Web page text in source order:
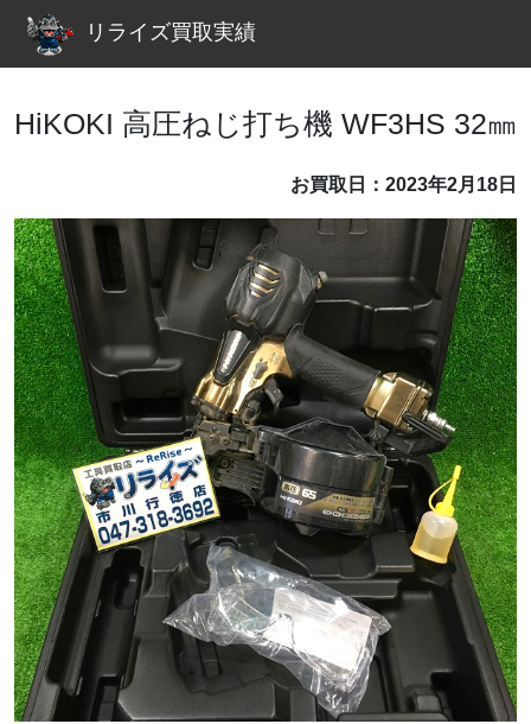
リライズ買取実績
HiKOKI 高圧ねじ打ち機 WF3HS 32㎜
お買取日：2023年2月18日